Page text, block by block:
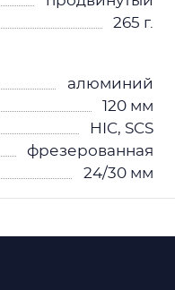
265 г.
алюминий
120 мм
HIC, SCS
фрезерованная
24/30 мм